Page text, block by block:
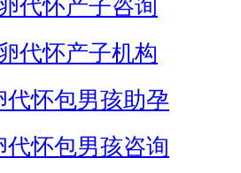
代怀产子咨询
代怀产子机构
代怀包男孩助孕
代怀包男孩咨询